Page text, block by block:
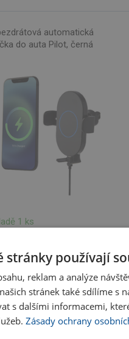
automatická
do auta Pilot, černá
1 ks
Kč s DPH
Do košíku
stránky používají
reklam a analýze
stránek také sdílíme s
s dalšími informacemi,
Zásady ochrany